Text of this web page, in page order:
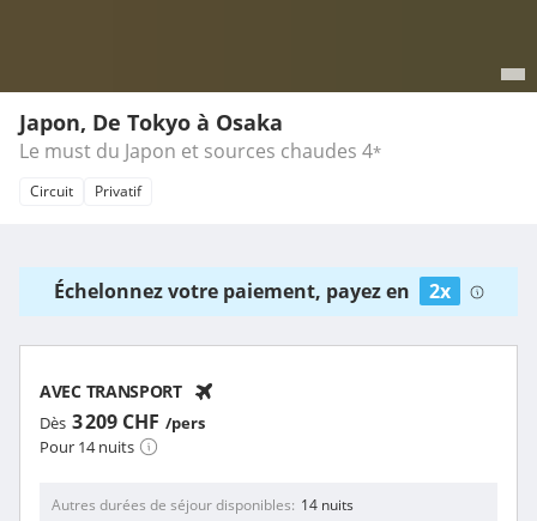
Japon, De Tokyo à Osaka
Le must du Japon et sources chaudes 4*
Circuit Privatif
Échelonnez votre paiement, payez en 2x
AVEC TRANSPORT
Dès 3 209 CHF /pers
Pour 14 nuits
Autres durées de séjour disponibles 14 nuits